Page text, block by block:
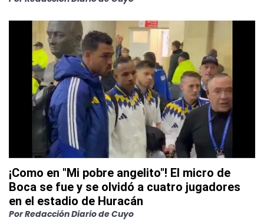
¡Como en "Mi pobre angelito"! El micro de
Boca se fue y se olvidó a cuatro jugadores
en el estadio de Huracán
PorRedacción Diario de Cuyo